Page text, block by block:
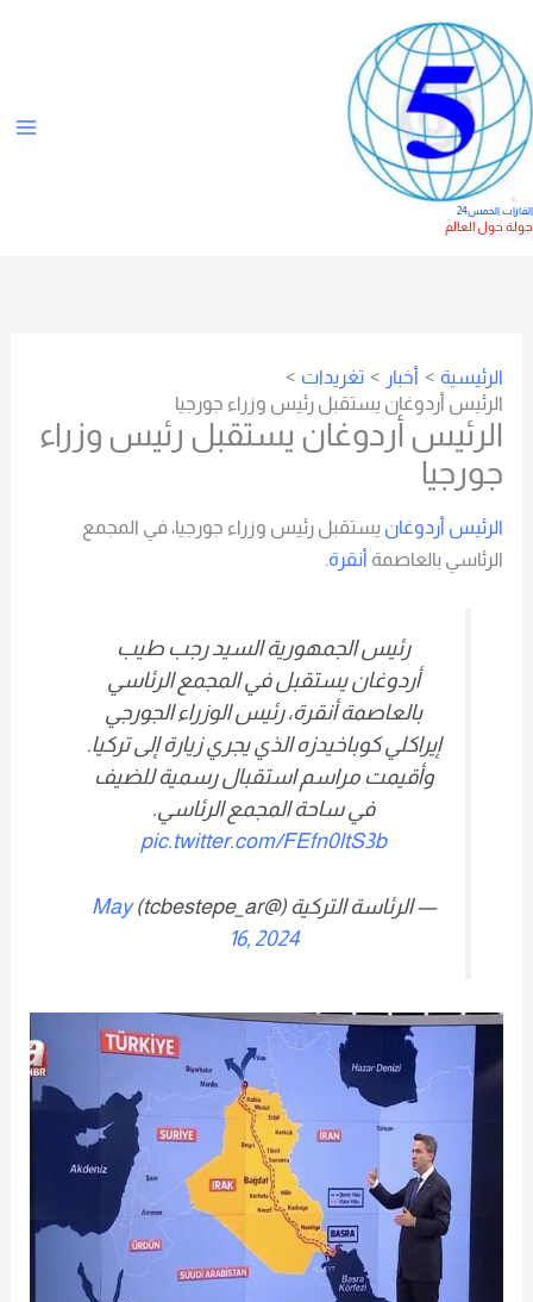
الخمس24
حول العالم
الرئيسية أخبار
تغريدات
الرئيس أردوغان يستقبل رئيس وزراء جورجيا
الرئيس أردوغان يستقبل رئيس وزراء
جورجيا
الرئيس أردوغانيستقبل رئيس وزراء جورجيا، في المجمع
الرئاسي بالعاصمة أنقرة.
رئيس الجمهورية السيد رجب طيب
أردوغان يستقبل في المجمع الرئاسي
بالعاصمة أنقرة، رئيس الوزراء الجورجي
إيراكلي كوباخيدزه الذي يجري زيارة إلى تركيا.
وأقيمت مراسم استقبال رسمية للضيف
في ساحة المجمع الرئاسي.
pic.twitter.com/FEfn0ltS3b
— الرئاسة التركية (@tcbestepe_ar)
May
16, 2024
ص
ف
ا